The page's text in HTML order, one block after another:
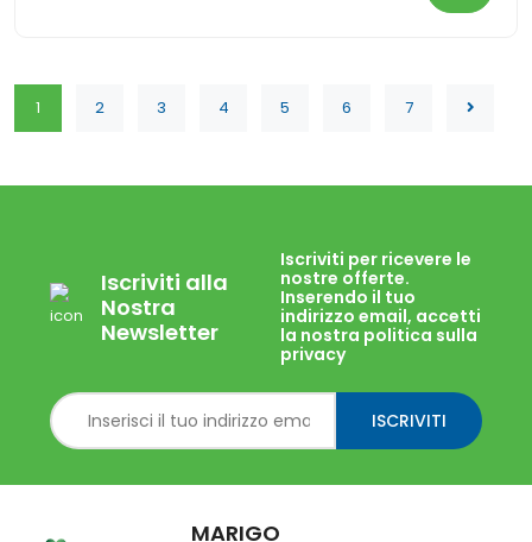
1 2 3 4 5 6 7
Iscriviti alla
Nostra
Newsletter
Iscriviti per ricevere le
nostre offerte.
Inserendo il tuo
indirizzo email, accetti
la nostra politica sulla
privacy
ISCRIVITI
MARIGO